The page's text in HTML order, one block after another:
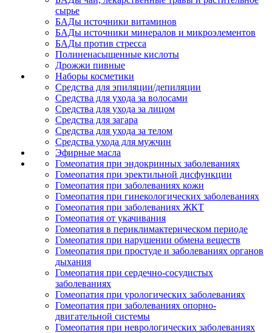
сырье
БАДы источники витаминов
БАДы источники минералов и микроэлементов
БАДы против стресса
Полиненасыщенные кислоты
Дрожжи пивные
Наборы косметики
Средства для эпиляции/депиляции
Средства для ухода за волосами
Средства для ухода за лицом
Средства для загара
Средства для ухода за телом
Средства ухода для мужчин
Эфирные масла
Гомеопатия при эндокринных заболеваниях
Гомеопатия при эректильной дисфункции
Гомеопатия при заболеваниях кожи
Гомеопатия при гинекологических заболеваниях
Гомеопатия при заболеваниях ЖКТ
Гомеопатия от укачивания
Гомеопатия в периклимактерическом периоде
Гомеопатия при нарушении обмена веществ
Гомеопатия при простуде и заболеваниях органов
дыхания
Гомеопатия при сердечно-сосудистых
заболеваниях
Гомеопатия при урологических заболеваниях
Гомеопатия при заболеваниях опорно-
двигательной системы
Гомеопатия при неврологических заболеваниях